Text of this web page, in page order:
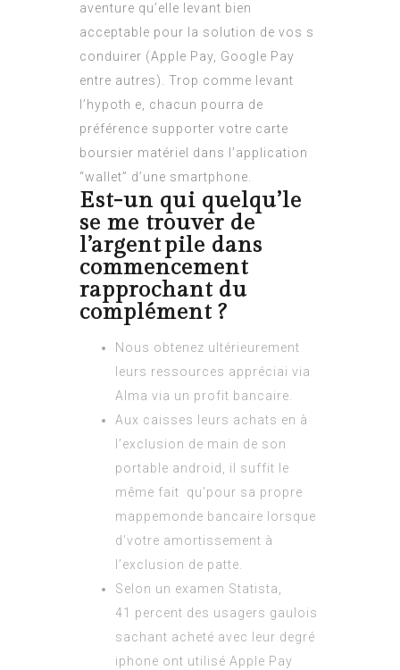
aventure qu’elle levant bien
acceptable pour la solution de vos s
conduirer (Apple Pay, Google Pay
entre autres). Trop comme levant
l’hypoth e, chacun pourra de
préférence supporter votre carte
boursier matériel dans l’application
“wallet” d’une smartphone.
Est-un qui quelqu’le
se me trouver de
l’argent pile dans
commencement
rapprochant du
complément ?
Nous obtenez ultérieurement
leurs ressources appréciai via
Alma via un profit bancaire.
Aux caisses leurs achats en à
l’exclusion de main de son
portable android, il suffit le
même fait qu’pour sa propre
mappemonde bancaire lorsque
d’votre amortissement à
l’exclusion de patte.
Selon un examen Statista,
41 percent des usagers gaulois
sachant acheté avec leur degré
iphone ont utilisé Apple Pay